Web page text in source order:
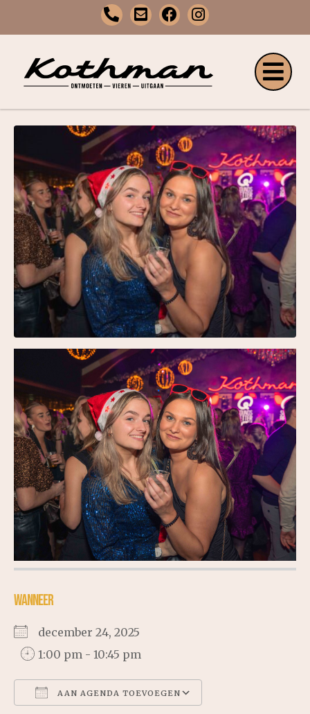
WANNEER
december 24, 2025
1:00 pm - 10:45 pm
AAN AGENDA TOEVOEGEN